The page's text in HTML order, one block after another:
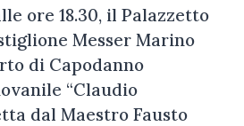
ore 18.30, il Palazzetto
Messer Marino
di Capodanno
“Claudio
dal Maestro Fausto